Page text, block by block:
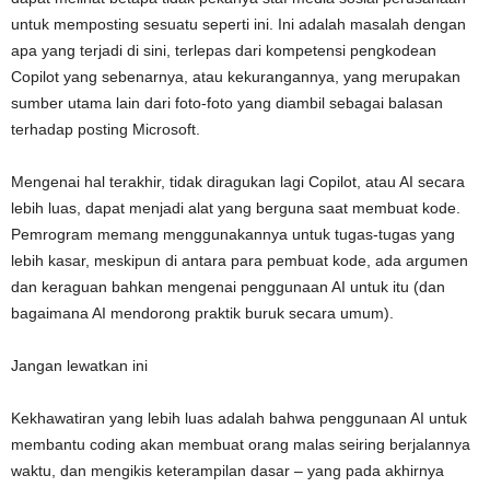
untuk memposting sesuatu seperti ini. Ini adalah masalah dengan
apa yang terjadi di sini, terlepas dari kompetensi pengkodean
Copilot yang sebenarnya, atau kekurangannya, yang merupakan
sumber utama lain dari foto-foto yang diambil sebagai balasan
terhadap posting Microsoft.
Mengenai hal terakhir, tidak diragukan lagi Copilot, atau AI secara
lebih luas, dapat menjadi alat yang berguna saat membuat kode.
Pemrogram memang menggunakannya untuk tugas-tugas yang
lebih kasar, meskipun di antara para pembuat kode, ada argumen
dan keraguan bahkan mengenai penggunaan AI untuk itu (dan
bagaimana AI mendorong praktik buruk secara umum).
Jangan lewatkan ini
Kekhawatiran yang lebih luas adalah bahwa penggunaan AI untuk
membantu coding akan membuat orang malas seiring berjalannya
waktu, dan mengikis keterampilan dasar – yang pada akhirnya